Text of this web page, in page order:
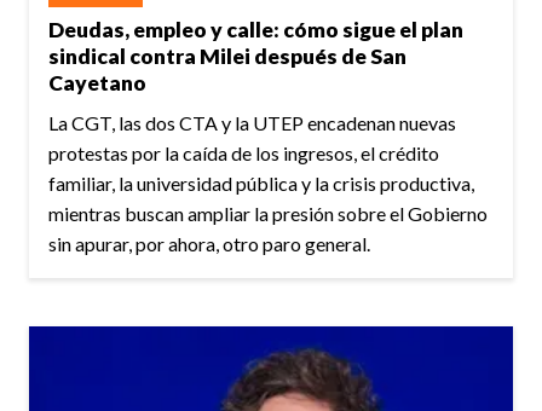
Deudas, empleo y calle: cómo sigue el plan
sindical contra Milei después de San
Cayetano
La CGT, las dos CTA y la UTEP encadenan nuevas
protestas por la caída de los ingresos, el crédito
familiar, la universidad pública y la crisis productiva,
mientras buscan ampliar la presión sobre el Gobierno
sin apurar, por ahora, otro paro general.